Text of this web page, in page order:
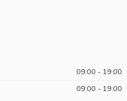
09:00 - 19:00
09:00 - 19:00